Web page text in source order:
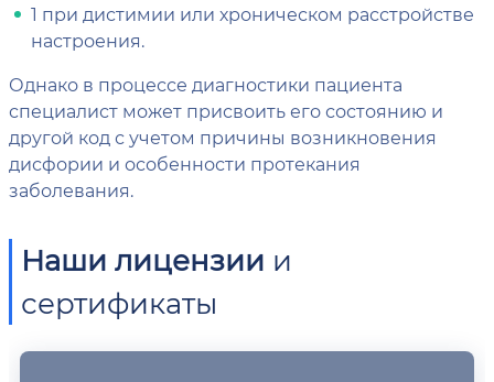
1 при дистимии или хроническом расстройстве
настроения.
Однако в процессе диагностики пациента
специалист может присвоить его состоянию и
другой код с учетом причины возникновения
дисфории и особенности протекания
заболевания.
Наши лицензии и
сертификаты